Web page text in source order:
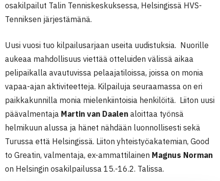
osakilpailut Talin Tenniskeskuksessa, Helsingissä HVS-
Tenniksen järjestämänä.
Uusi vuosi tuo kilpailusarjaan useita uudistuksia. Nuorille
aukeaa mahdollisuus viettää otteluiden välissä aikaa
pelipaikalla avautuvissa pelaajatiloissa, joissa on monia
vapaa-ajan aktiviteetteja. Kilpailuja seuraamassa on eri
paikkakunnilla monia mielenkiintoisia henkilöitä. Liiton uusi
päävalmentaja Martin van Daalen aloittaa työnsä
helmikuun alussa ja hänet nähdään luonnollisesti sekä
Turussa että Helsingissä. Liiton yhteistyöakatemian, Good
to Greatin, valmentaja, ex-ammattilainen Magnus Norman
on Helsingin osakilpailussa 15.-16.2. Talissa.